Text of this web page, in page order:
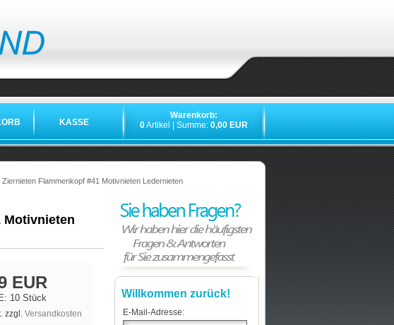
KASSE
Warenkorb:
0Artikel | Summe: 0,00 EUR
Ziernieten Flammenkopf #41 Motivnieten Ledernieten
Motivnieten
EUR
10 Stück
zzgl. Versandkosten
Willkommen zurück!
E-Mail-Adresse: